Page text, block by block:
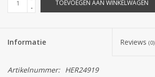
-
TOEVOEGEN AAN WINKELWAGEN
Informatie Reviews (0)
Artikelnummer: HER24919